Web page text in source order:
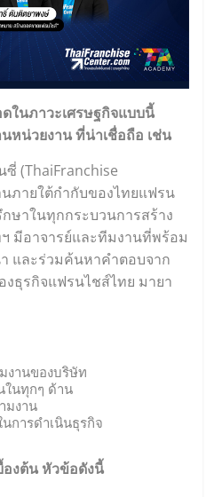
ในภาวะเศรษฐกิจแบบนี้
หน่วยงาน ที่น่าเชื่อถือ เช่น
ซี่ (ThaiFranchise
นภายใต้กำกับของไทยแฟรน
ษาในทุกกระบวนการสร้าง
มีอาจารย์และทีมงานที่พร้อม
และร่วมค้นหาคำตอบจาก
ธุรกิจแฟรนไชส์ไทย มายา
งานของบริษัท
ในทุกๆ ด้าน
มงาน
การดำเนินธุรกิจ
องต้น หัวข้อดังนี้